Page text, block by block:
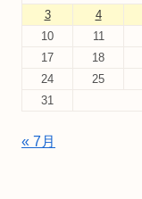
3
4
10
11
17
18
24
25
31
« 7月